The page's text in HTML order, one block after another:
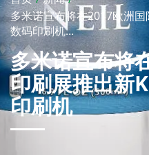
多米诺宣布将在2017欧洲
数码印刷机...
多米诺宣布将
印刷展推出新
印刷机